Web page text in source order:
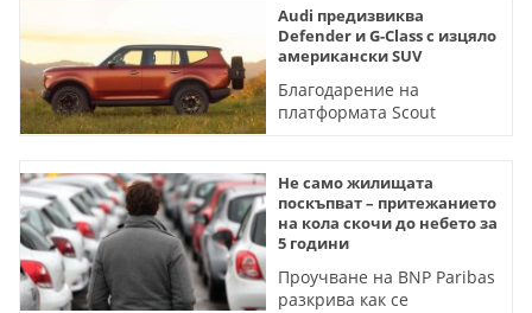
електромобилите
Audi предизвиква
Defender и G-Class с изцяло
американски SUV
Благодарение на
платформата Scout
намалява ефекта от
митата
Не само жилищата
поскъпват – притежанието
на кола скочи до небето за
5 години
Проучване на BNP Paribas
разкрива как се